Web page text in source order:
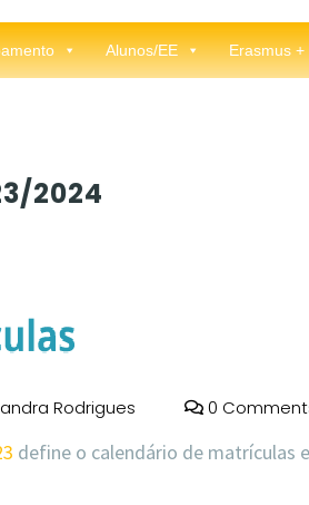
Alunos/EE Erasmus +
2024
Rodrigues 0
define o calendário de matrículas